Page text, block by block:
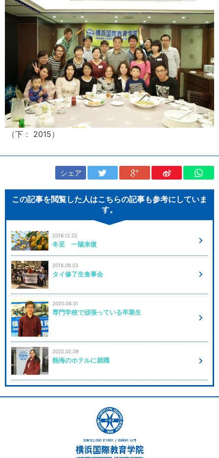
（下： 2015）
シェア
この記事を閲覧した人はこちらの記事も参考にしていま
す。
2018.12.22
冬至 一陽来復
2018.09.03
タイ修了生食事会
2020.08.31
専門学校で頑張っている卒業生
2022.02.09
熱海のホテルに就職